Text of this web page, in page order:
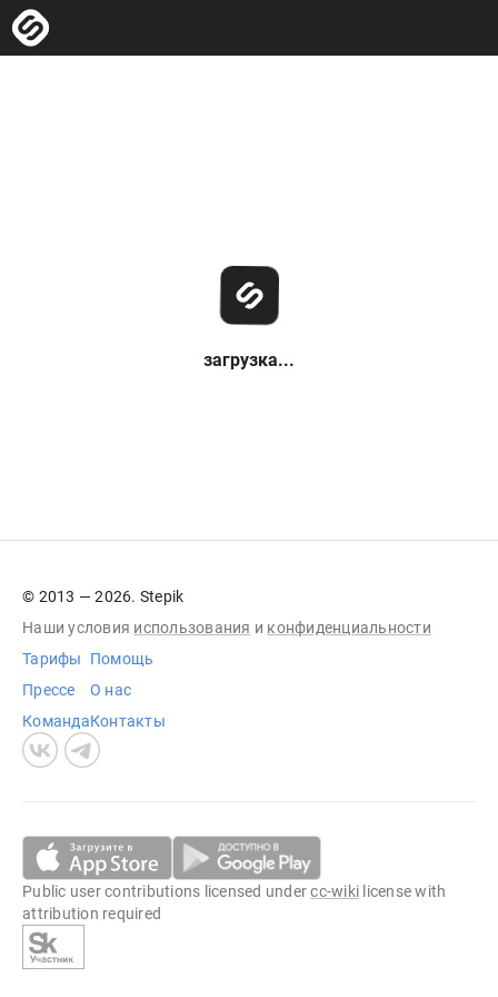
загрузка...
© 2013 — 2026. Stepik
Наши условия использования и конфиденциальности
Тарифы
Прессе
Команда
Помощь
О нас
Контакты
Public user contributions licensed undercc-wiki license with
attribution required